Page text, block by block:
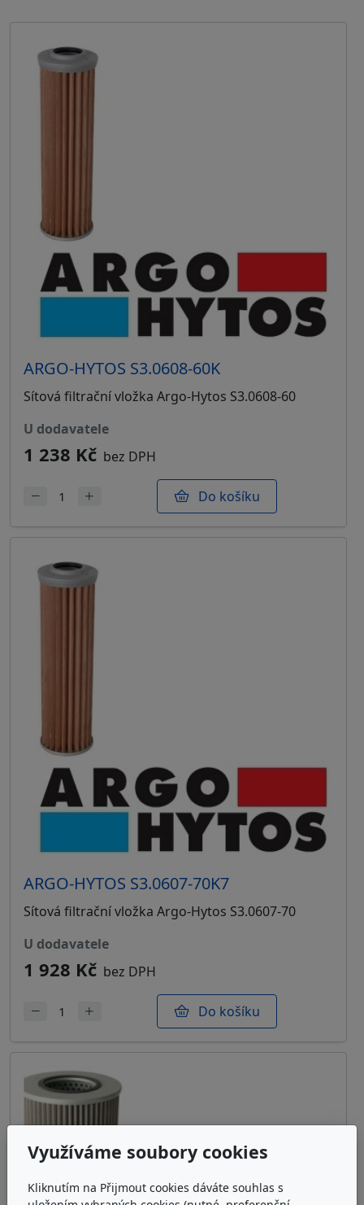
ARGO-HYTOS S3.0608-60K
Sítová filtrační vložka Argo-Hytos S3.0608-60
u dodavatele
1 238 Kč bez DPH
Do košíku
ARGO-HYTOS S3.0607-70K7
Sítová filtrační vložka Argo-Hytos S3.0607-70
u dodavatele
1 928 Kč bez DPH
Do košíku
Využíváme soubory cookies
Kliknutím na Přijmout cookies dáváte souhlas s